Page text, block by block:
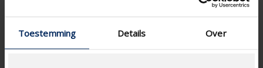
Toestemming Details Over